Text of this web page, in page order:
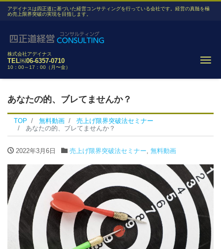
アデイナスは四正道に基づいた経営コンサティングを行っている会社です。経営の真髄を極
め売上限界突破の実現を目指します。
株式会社アデイナス
TEL￼06-6357-0710
10：00～17：00（月〜金）
あなたの的、ブレてませんか？
TOP 無料動画
売上げ限界突破法セミナー
あなたの的、ブレてませんか？
2022年3月6日 売上げ限界突破法セミナー 無料動画